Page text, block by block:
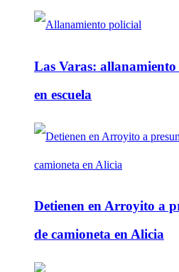
Las Varas:
en escuela
Detienen en Arroyito a
de camioneta en Alicia